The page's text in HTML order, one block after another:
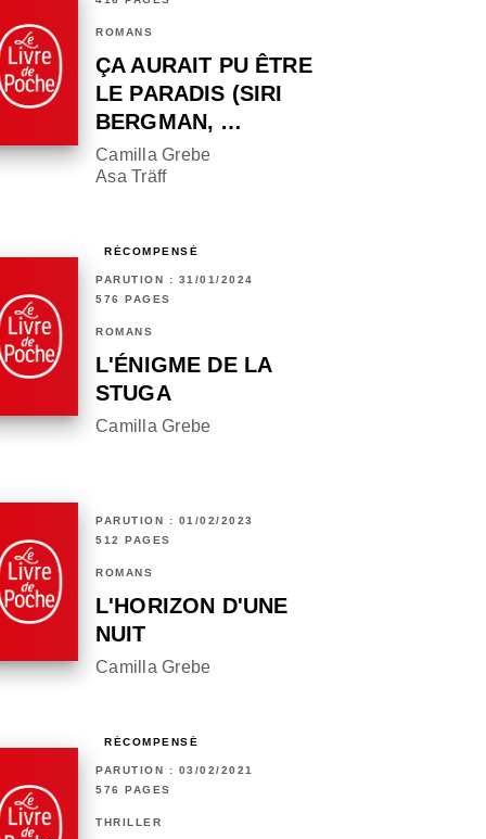
ROMANS
ÇA AURAIT PU ÊTRE
LE PARADIS (SIRI
BERGMAN, …
Camilla Grebe
Asa Träff
RÉCOMPENSÉ
PARUTION : 31/01/2024
576 PAGES
ROMANS
L'ÉNIGME DE LA
STUGA
Camilla Grebe
PARUTION : 01/02/2023
512 PAGES
ROMANS
L'HORIZON D'UNE
NUIT
Camilla Grebe
RÉCOMPENSÉ
PARUTION : 03/02/2021
576 PAGES
THRILLER